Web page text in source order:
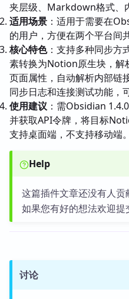
夹层级、Markdown格式、
适用场景 ：适用于需要在
的用户，方便在两个平台间
核心特色：支持多种同步方
素转换为Notion原生块，解
页面属性，自动解析内部链
同步日志和连接测试功能，
使用建议 ：需Obsidian
并获取API令牌，将目标
支持桌面端，不支持移动端。
Help
这篇插件文章还没有人贡
如果您有好的想法欢迎提
讨论